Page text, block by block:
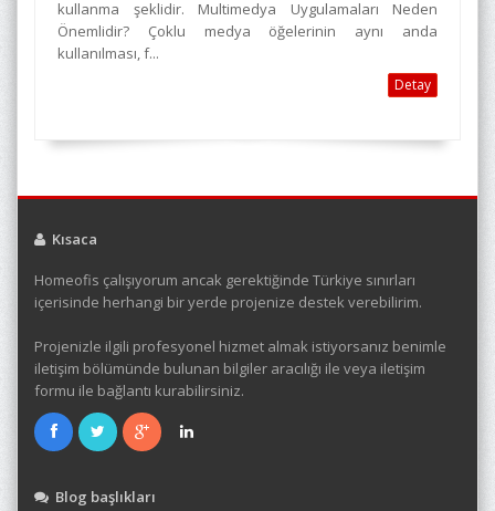
kullanma şeklidir. Multimedya Uygulamaları Neden
Önemlidir? Çoklu medya öğelerinin aynı anda
kullanılması, f...
Detay
Kısaca
Homeofis çalışıyorum ancak gerektiğinde Türkiye sınırları
içerisinde herhangi bir yerde projenize destek verebilirim.
Projenizle ilgili profesyonel hizmet almak istiyorsanız benimle
iletişim bölümünde bulunan bilgiler aracılığı ile veya iletişim
formu ile bağlantı kurabilirsiniz.
Blog başlıkları